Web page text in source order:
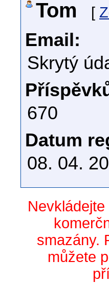
Tom [
Email:
Skrytý
670
Datum
08. 04.
smazány.
můžete